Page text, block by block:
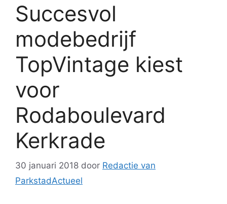
Succesvol
modebedrijf
TopVintage kiest
voor
Rodaboulevard
Kerkrade
30 januari 2018 door Redactie van
ParkstadActueel